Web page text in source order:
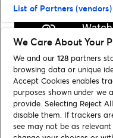
Le14 octobre 2025,
pour unedate unique
humour, célibat et
seulement 27 ans, cet
List of Partners (vendors)
We Care About Your
We and our 128 partners
browsing data or unique
Accept Cookies enables
purposes shown under we
provide. Selecting Reject
disable them. If trackers
see may not be as